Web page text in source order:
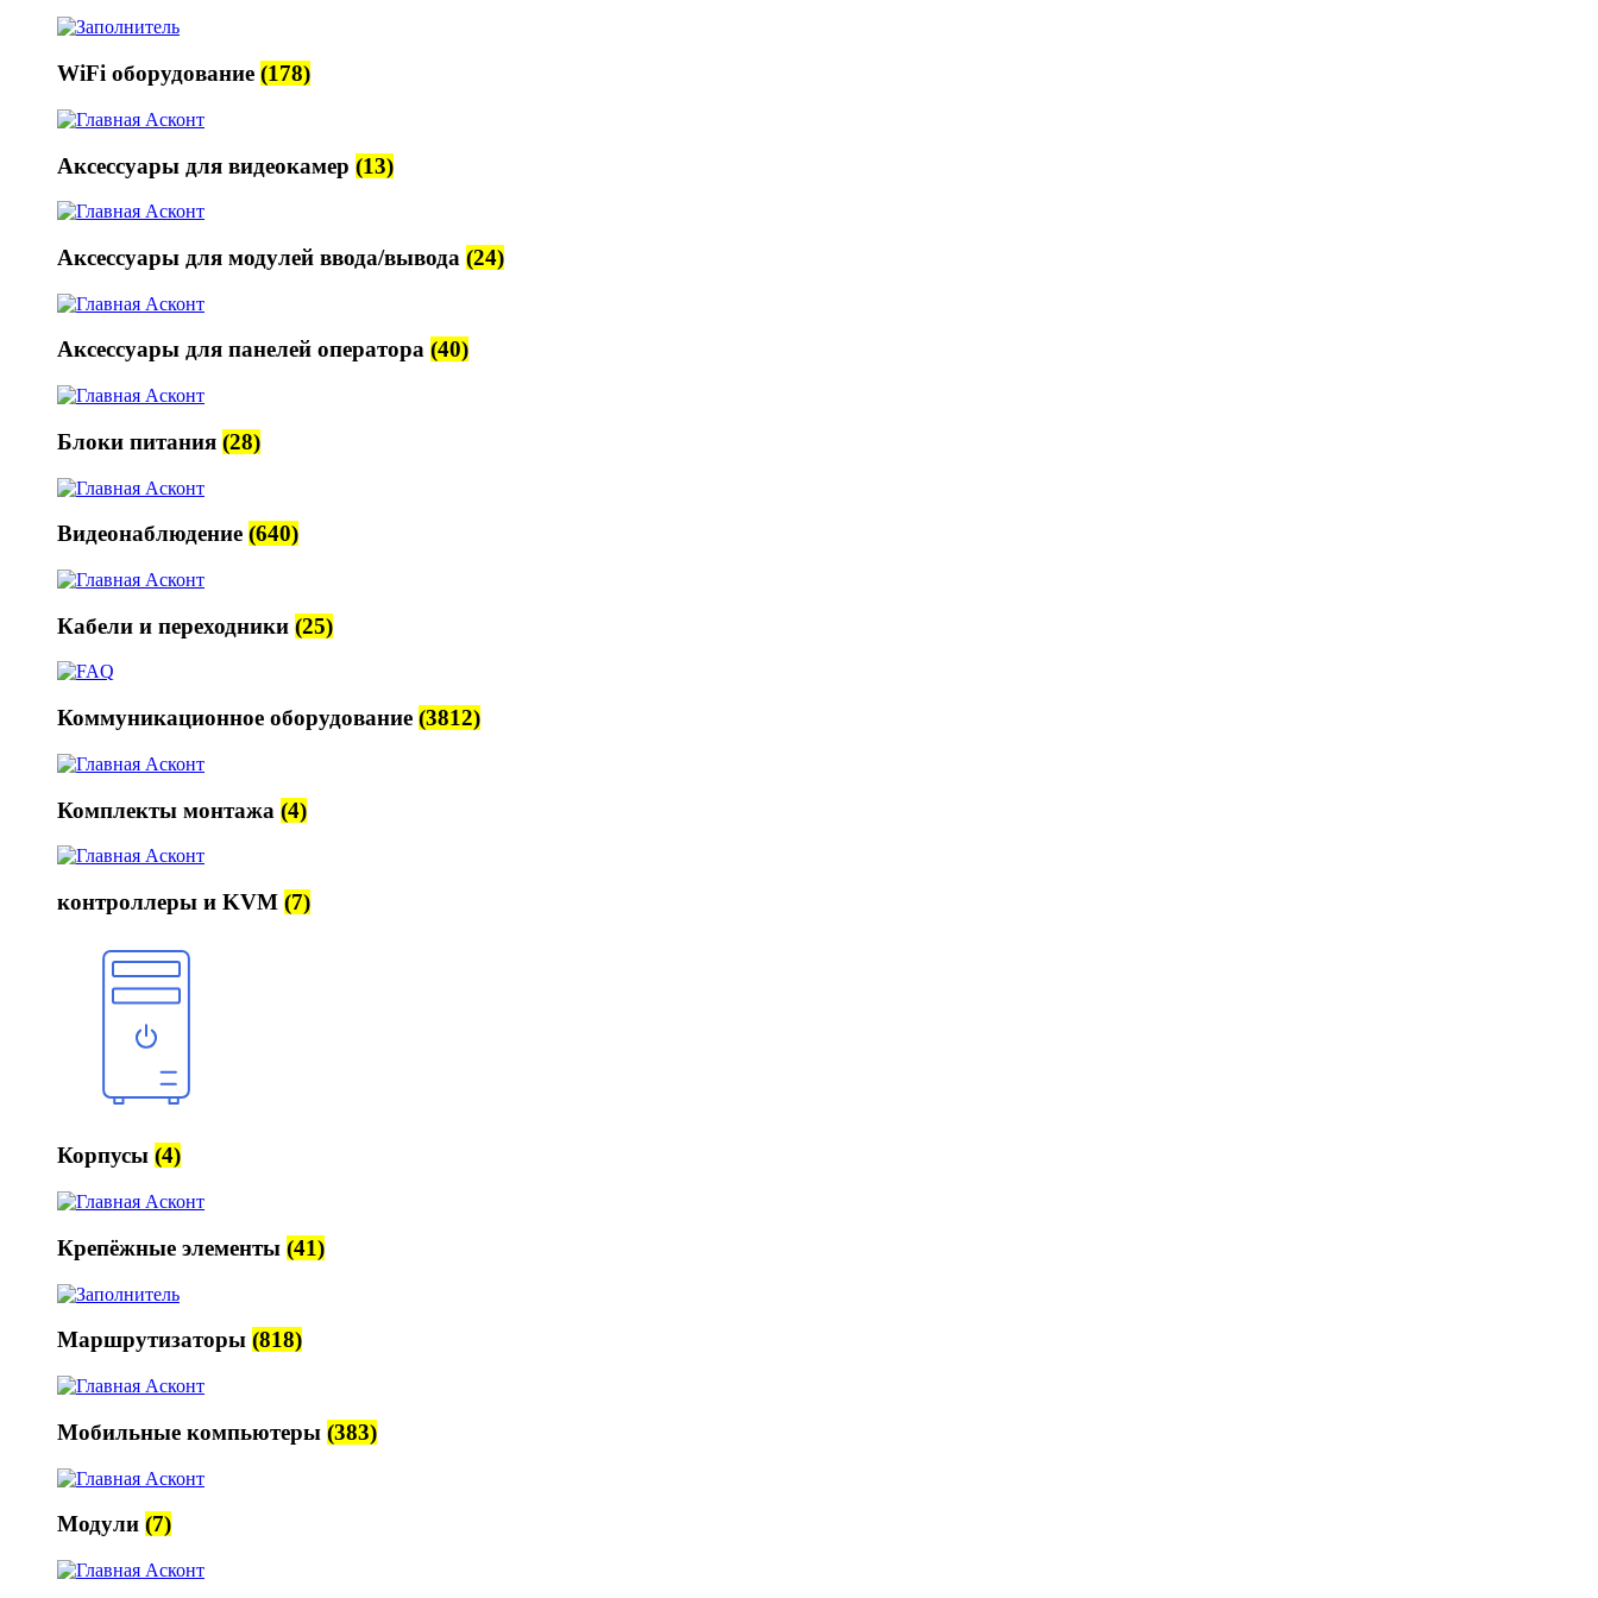
WiFi оборудование (178)
Аксессуары для видеокамер (13)
Аксессуары для модулей ввода/вывода (24)
Аксессуары для панелей оператора (40)
Блоки питания (28)
Видеонаблюдение (640)
Кабели и переходники (25)
Коммуникационное оборудование (3812)
Комплекты монтажа (4)
контроллеры и KVM (7)
Корпусы (4)
Крепёжные элементы (41)
Маршрутизаторы (818)
Мобильные компьютеры (383)
Модули (7)